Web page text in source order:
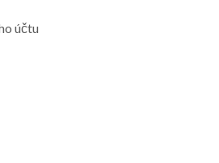
účtu